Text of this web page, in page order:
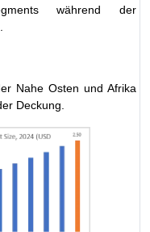
während der
Nahe Osten und Afrika
Deckung.